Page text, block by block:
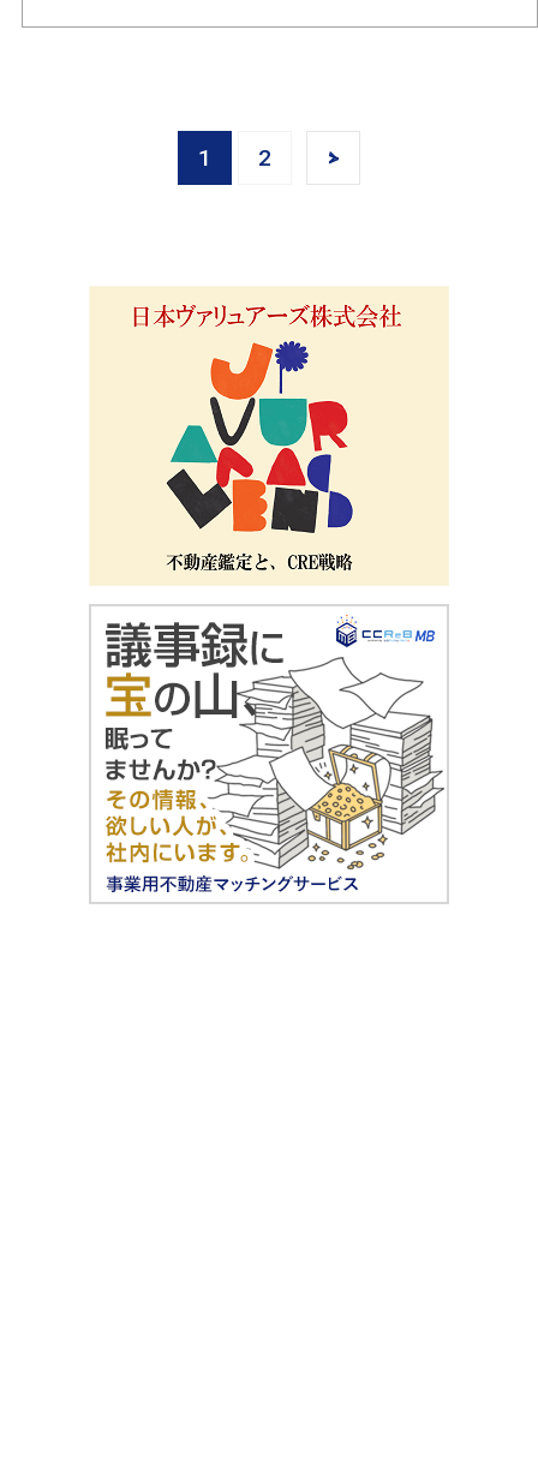
1 2 >